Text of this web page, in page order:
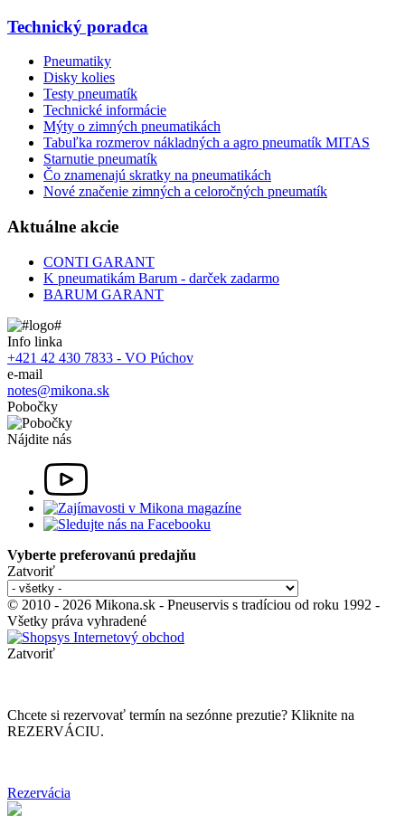
Technický poradca
Pneumatiky
Disky kolies
Testy pneumatík
Technické informácie
Mýty o zimných pneumatikách
Tabuľka rozmerov nákladných a agro pneumatík MITAS
Starnutie pneumatík
Čo znamenajú skratky na pneumatikách
Nové značenie zimných a celoročných pneumatík
Aktuálne akcie
CONTI GARANT
K pneumatikám Barum - darček zadarmo
BARUM GARANT
Info linka
+421 42 430 7833 - VO Púchov
e-mail
notes@mikona.sk
Pobočky
Nájdite nás
Vyberte preferovanú predajňu
Zatvoriť
© 2010 - 2026 Mikona.sk - Pneuservis s tradíciou od roku 1992 -
Všetky práva vyhradené
Zatvoriť
Chcete si rezervovať termín na sezónne prezutie? Kliknite na
REZERVÁCIU.
Rezervácia